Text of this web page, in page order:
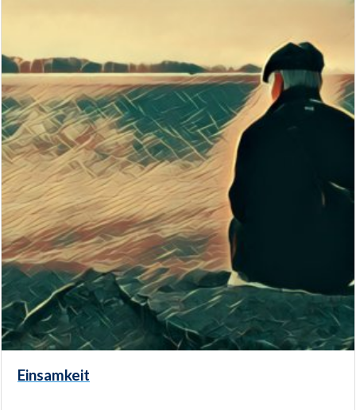
Einsamkeit